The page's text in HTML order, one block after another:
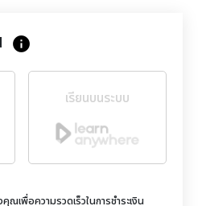
info
เรียนบนระบบ
เพื่อความรวดเร็วในการชำระเงิน